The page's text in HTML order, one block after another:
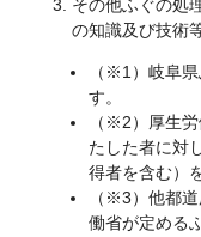
その他ふぐの処
の知識及び技術
（※1）岐阜
す。
（※2）厚生
たした者に対
得者を含む）
（※3）他都
働省が定める